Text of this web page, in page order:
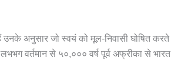
अनुसार जो स्वयं को मूल-निवासी घोषित करते
वर्तमान से ५०,००० वर्ष पूर्व अफ्रीका से भारत